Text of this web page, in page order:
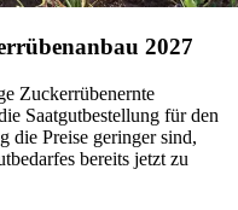
2027
Zuckerrübenernte
Saatgutbestellung für den
die Preise geringer sind,
bereits jetzt zu